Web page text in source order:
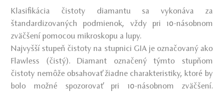
Klasifikácia čistoty diamantu sa vykonáva za
štandardizovaných podmienok, vždy pri 10-násobnom
zväčšení pomocou mikroskopu a lupy.
Najvyšší stupeň čistoty na stupnici GIA je označovaný ako
Flawless (čistý). Diamant označený týmto stupňom
čistoty nemôže obsahovať žiadne charakteristiky, ktoré by
bolo možné spozorovať pri 10-násobnom zväčšení.